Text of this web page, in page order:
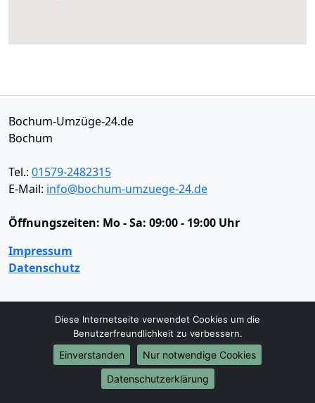
Bochum-Umzüge-24.de
Bochum
Tel.: 01579-2482315
E-Mail: info@bochum-umzuege-24.de
Öffnungszeiten: Mo - Sa: 09:00 - 19:00 Uhr
Impressum
Datenschutz
Umzugsservice
Umzugsservice Behördenumzug
Büroumzug
Fernumzug
Firmenumzug
Laborumzug
Praxisumzug
Privatumzug
Studentenumzug
Beiladung
Diese Internetseite verwendet Cookies um die
Benutzerfreundlichkeit zu verbessern.
Einverstanden
Nur notwendige Cookies
Datenschutzerklärung